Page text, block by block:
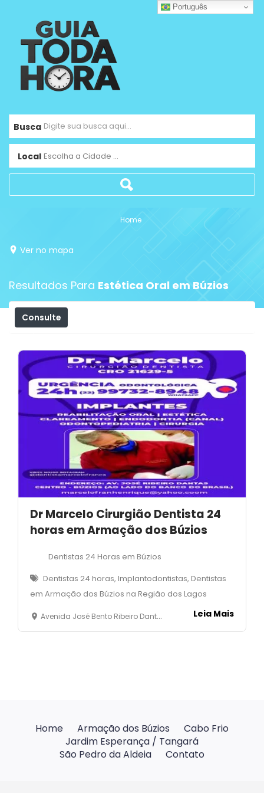
Busca
Local Escolha a Cidade ...
Home
Ver no mapa
Resultados Para Estética Oral em Búzios
Consulte
Dr Marcelo Cirurgião Dentista 24
horas em Armação dos Búzios
Dentistas 24 Horas em Búzios
Dentistas 24 horas, Implantodontistas, Dentistas
em Armação dos Búzios na Região dos Lagos
Avenida José Bento Ribeiro Dantas, s/nº - Centro - Armação dos búzios Leia Mais
Home Armação dos Búzios
Cabo Frio
Jardim Esperança / Tangará
São Pedro da Aldeia
Contato
Português